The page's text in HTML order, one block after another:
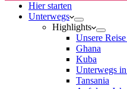
Hier starten
Unterwegs
Highlights
Unsere
Ghana
Kuba
Unterwegs
Tansania